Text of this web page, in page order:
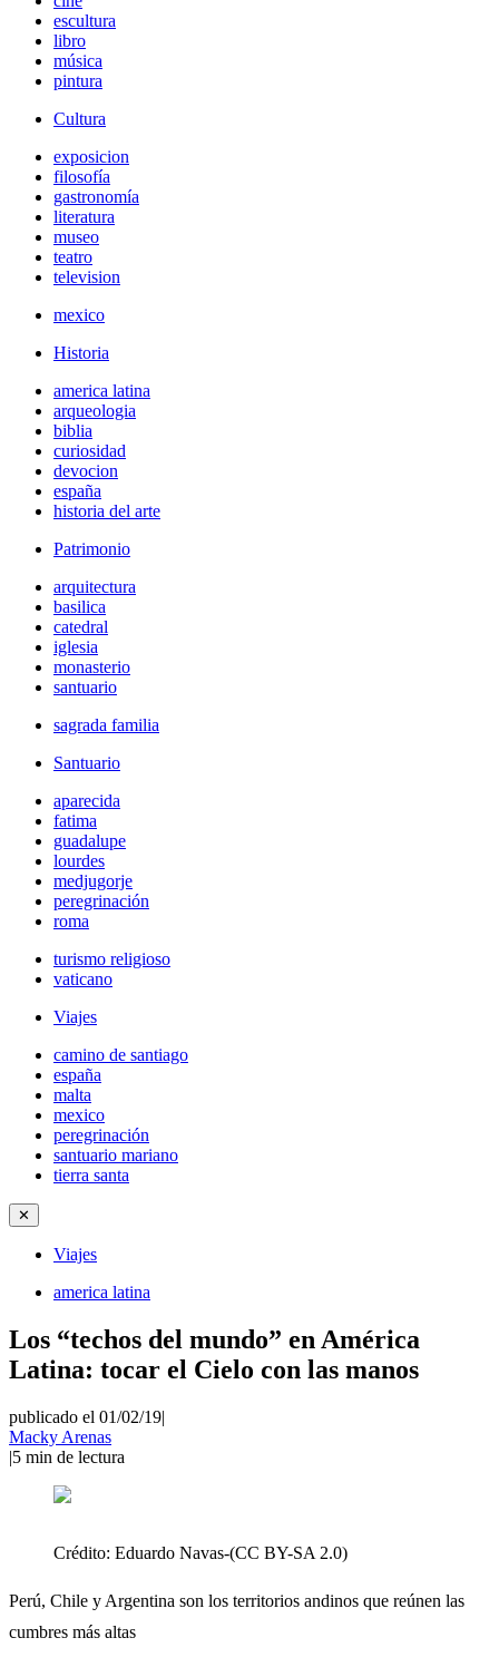
escultura
libro
música
pintura
Cultura
exposicion
filosofía
gastronomía
literatura
museo
teatro
television
mexico
Historia
america latina
arqueologia
biblia
curiosidad
devocion
españa
historia del arte
Patrimonio
arquitectura
basilica
catedral
iglesia
monasterio
santuario
sagrada familia
Santuario
aparecida
fatima
guadalupe
lourdes
medjugorje
peregrinación
roma
turismo religioso
vaticano
Viajes
camino de santiago
españa
malta
mexico
peregrinación
santuario mariano
tierra santa
✕
Viajes
america latina
Los “techos del mundo” en América
Latina: tocar el Cielo con las manos
publicado el 01/02/19|
Macky Arenas
|5 min de lectura
Crédito: Eduardo Navas-(CC BY-SA 2.0)
Perú, Chile y Argentina son los territorios andinos que reúnen las
cumbres más altas